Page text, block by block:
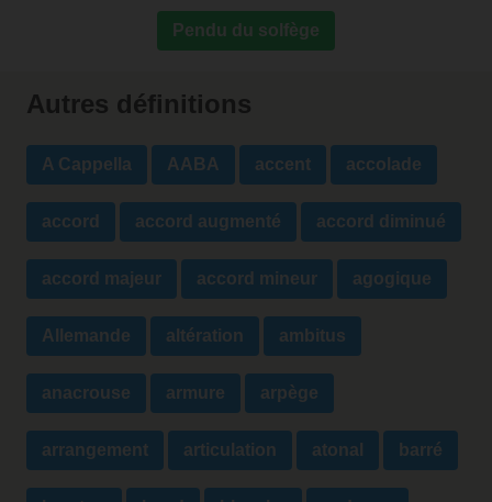
Pendu du solfège
Autres définitions
A Cappella AABA accent accolade
accord accord augmenté accord diminué
accord majeur accord mineur agogique
Allemande altération ambitus
anacrouse armure arpège
arrangement articulation atonal barré